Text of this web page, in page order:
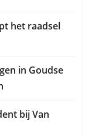
het raadsel
in Goudse
bij Van